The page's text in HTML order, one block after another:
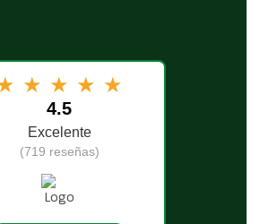
★ ★ ★ ★
4.5
Excelente
(719 reseñas)